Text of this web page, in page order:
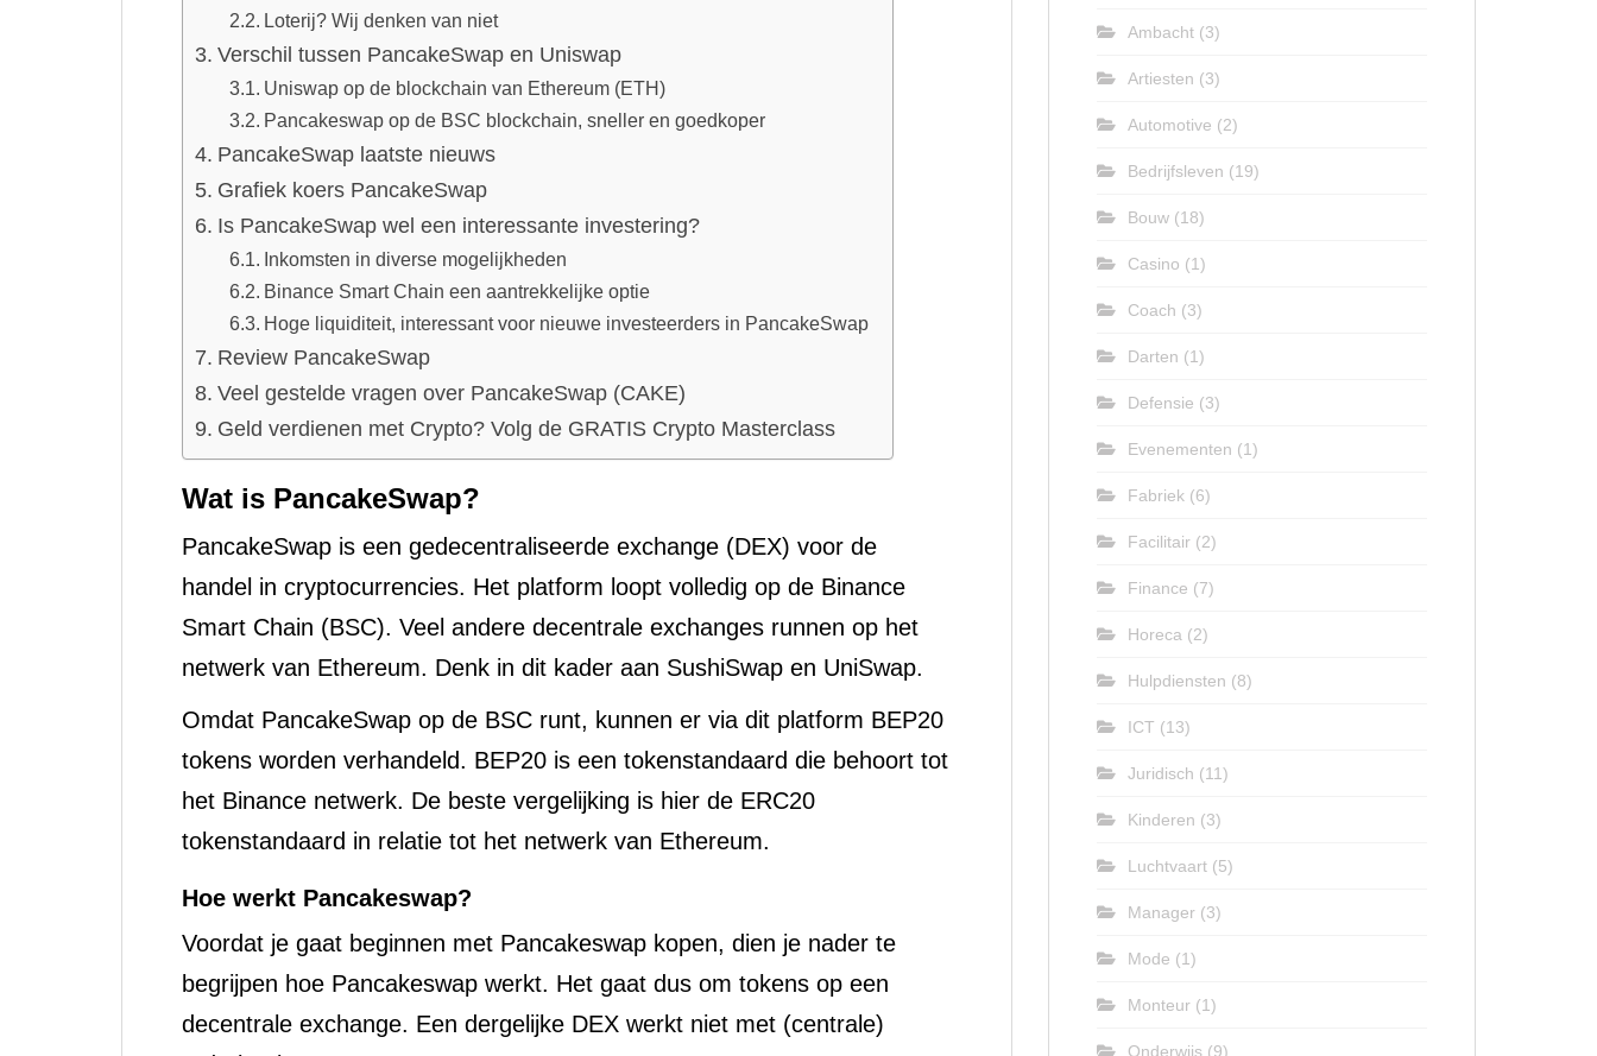
Loterij? Wij denken van niet
Verschil tussen PancakeSwap en Uniswap
Uniswap op de blockchain van Ethereum (ETH)
Pancakeswap op de BSC blockchain, sneller en goedkoper
PancakeSwap laatste nieuws
Grafiek koers PancakeSwap
Is PancakeSwap wel een interessante investering?
Inkomsten in diverse mogelijkheden
Binance Smart Chain een aantrekkelijke optie
Hoge liquiditeit, interessant voor nieuwe investeerders in PancakeSwap
Review PancakeSwap
Veel gestelde vragen over PancakeSwap (CAKE)
Geld verdienen met Crypto? Volg de GRATIS Crypto Masterclass
Wat is PancakeSwap?
PancakeSwap is een gedecentraliseerde exchange (DEX) voor de
handel in cryptocurrencies. Het platform loopt volledig op de Binance
Smart Chain (BSC). Veel andere decentrale exchanges runnen op het
netwerk van Ethereum. Denk in dit kader aan SushiSwap en UniSwap.
Omdat PancakeSwap op de BSC runt, kunnen er via dit platform BEP20
tokens worden verhandeld. BEP20 is een tokenstandaard die behoort tot
het Binance netwerk. De beste vergelijking is hier de ERC20
tokenstandaard in relatie tot het netwerk van Ethereum.
Hoe werkt Pancakeswap?
Voordat je gaat beginnen met Pancakeswap kopen, dien je nader te
begrijpen hoe Pancakeswap werkt. Het gaat dus om tokens op een
decentrale exchange. Een dergelijke DEX werkt niet met (centrale)
Ambacht (3)
Artiesten (3)
Automotive (2)
Bedrijfsleven (19)
Bouw (18)
Casino (1)
Coach (3)
Darten (1)
Defensie (3)
Evenementen (1)
Fabriek (6)
Facilitair (2)
Finance (7)
Horeca (2)
Hulpdiensten (8)
ICT (13)
Juridisch (11)
Kinderen (3)
Luchtvaart (5)
Manager (3)
Mode (1)
Monteur (1)
Onderwijs (9)